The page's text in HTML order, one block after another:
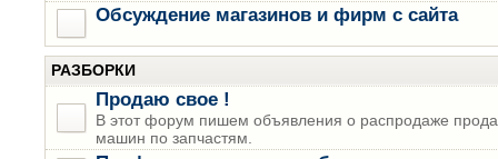
Обсуждение магазинов и фирм с сайта
РАЗБОРКИ
Продаю свое !
В этот форум пишем объявления о распродаже
машин по запчастям.